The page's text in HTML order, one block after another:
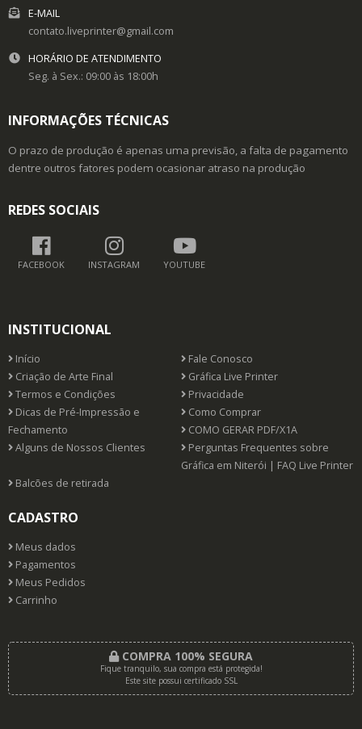
E-MAIL
contato.liveprinter@gmail.com
HORÁRIO DE ATENDIMENTO
Seg. à Sex.: 09:00 às 18:00h
INFORMAÇÕES TÉCNICAS
O prazo de produção é apenas uma previsão, a falta de pagamento
dentre outros fatores podem ocasionar atraso na produção
REDES SOCIAIS
FACEBOOK INSTAGRAM YOUTUBE
INSTITUCIONAL
Início
Fale Conosco
Criação de Arte Final
Gráfica Live Printer
Termos e Condições
Privacidade
Dicas de Pré-Impressão e
Fechamento
Como Comprar
COMO GERAR PDF/X1A
Alguns de Nossos Clientes
Perguntas Frequentes sobre
Gráfica em Niterói | FAQ Live Printer
Balcões de retirada
CADASTRO
Meus dados
Pagamentos
Meus Pedidos
Carrinho
COMPRA 100% SEGURA
Fique tranquilo, sua compra está protegida!
Este site possui certificado SSL